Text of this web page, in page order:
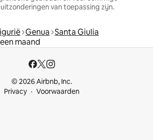
van toepassing zijn.
Genua Santa Giulia
maand
© 2026 Airbnb, Inc.
Privacy
Voorwaarden